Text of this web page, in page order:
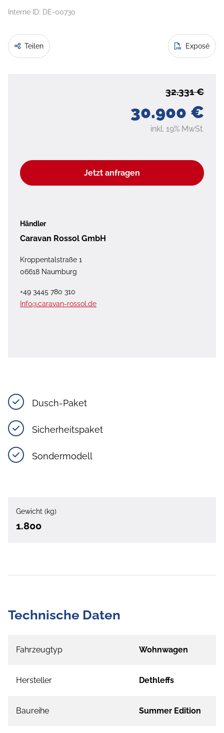
Interne ID: DE-00730
Teilen Exposé
30.900 €
32.331 €
inkl. 19% MwSt.
Jetzt anfragen
Händler
Caravan Rossol GmbH
Kroppentalstraße 1
06618 Naumburg
+49 3445 780 310
Info@caravan-rossol.de
Dusch-Paket
Sicherheitspaket
Sondermodell
Gewicht (kg)
1.800
Technische Daten
Fahrzeugtyp Wohnwagen
Hersteller Dethleffs
Baureihe Summer Edition